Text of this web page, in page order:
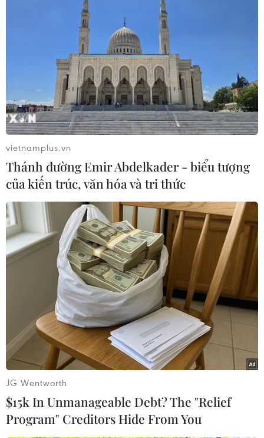
#Camera an ninh
#Lars Rasmussen
#Chính phủ Đan Mạch
#Chính phủ liên hiệp
Đan Mạch
Theo dõi VietnamPlus
TIN LIÊN QUAN
vietnamplus.vn
Thánh đường Emir Abdelkader - biểu tượng
của kiến trúc, văn hóa và tri thức
JG Wentworth
$15k In Unmanageable Debt? The "Relief
Program" Creditors Hide From You